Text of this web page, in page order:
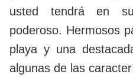
usted tendrá en
poderoso. Hermosos
playa y una
algunas de las